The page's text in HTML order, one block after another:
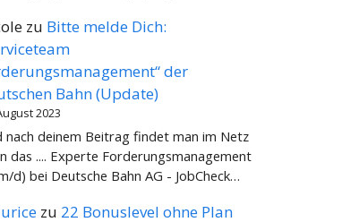
zu Bitte melde Dich:
der
Bahn (Update)
2023
nach deinem Beitrag findet man im Netz
das .... Experte Forderungsmanagement
d) bei Deutsche Bahn AG - JobCheck…
zu 22 Bonuslevel ohne Plan